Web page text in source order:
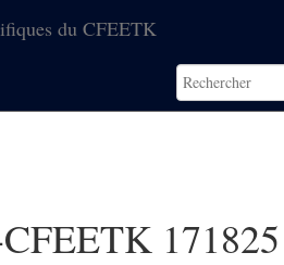
du CFEETK
171825